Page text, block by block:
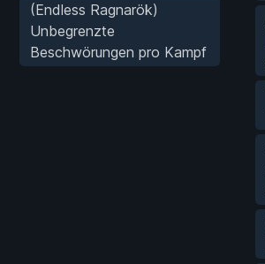
(Endless Ragnarök)
Unbegrenzte
Beschwörungen pro Kampf